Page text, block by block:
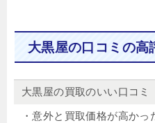
大黒屋の口コミの高
大黒屋の買取のいい口コミ
・意外と買取価格が高かっ